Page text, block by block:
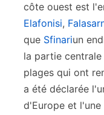
côte ouest est
Elafonisi,
que Sfinariun
la partie
plages qui ont
a été déclarée
d'Europe et l'une